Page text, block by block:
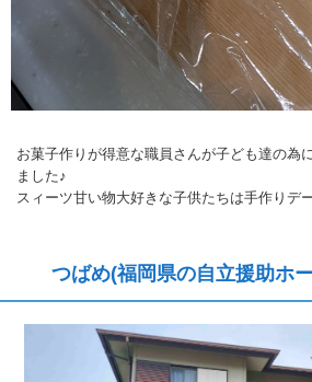
お菓子作りが得意な職員さんが子ども達の為
ました♪
スィーツ甘い物大好きな子供たちは手作りデ
つばめ(福岡県の自立援助ホ